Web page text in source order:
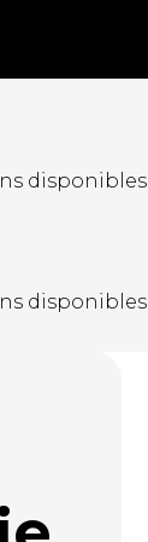
disponibles
disponibles